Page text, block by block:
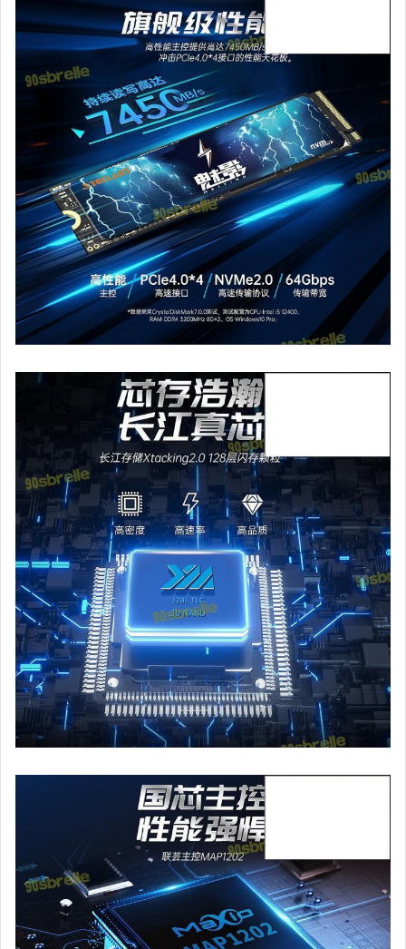
嬰幼兒與孕婦
汽機車精品百貨
居家、家具與園藝
玩具、模型與公仔
男性精品與服飾
女裝與服飾配件
偶像、球員卡與郵幣
手錶與飾品配件
女包精品與女鞋
家電與影音視聽